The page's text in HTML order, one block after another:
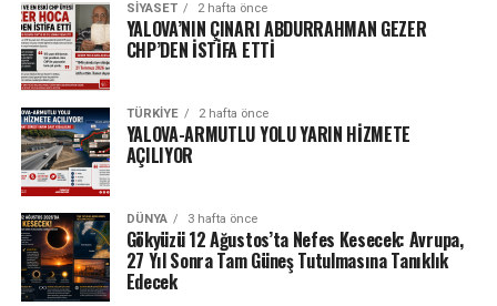
SIYASET 2 hafta önce
YALOVA’NIN ÇINARI ABDURRAHMAN GEZER
CHP’DEN İSTİFA ETTİ
TÜRKIYE 2 hafta önce
YALOVA-ARMUTLU YOLU YARIN HİZMETE
AÇILIYOR
DÜNYA 3 hafta önce
Gökyüzü 12 Ağustos’ta Nefes Kesecek: Avrupa,
27 Yıl Sonra Tam Güneş Tutulmasına Tanıklık
Edecek